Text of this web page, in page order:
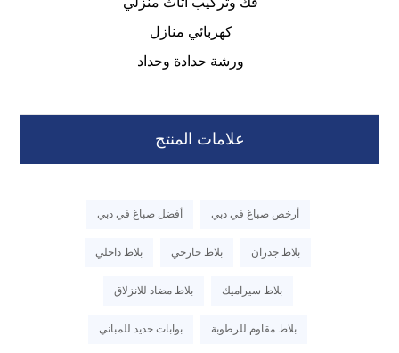
كهربائي منازل
ورشة حدادة وحداد
علامات المنتج
أرخص صباغ في دبي أفضل صباغ في دبي
بلاط جدران بلاط خارجي بلاط داخلي
بلاط سيراميك بلاط مضاد للانزلاق
بلاط مقاوم للرطوبة بوابات حديد للمباني